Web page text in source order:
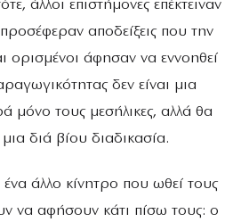
άλλοι επιστήμονες επέκτειναν
αποδείξεις που την
ορισμένοι άφησαν να εννοηθεί
δεν είναι μια
μόνο τους μεσήλικες, αλλά θα
διά βίου διαδικασία.
άλλο κίνητρο που ωθεί τους
να αφήσουν κάτι πίσω τους: ο